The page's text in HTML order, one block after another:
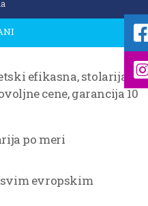
efikasna, stolarija po
cene, garancija 10
po meri
evropskim